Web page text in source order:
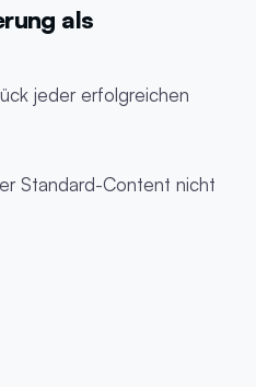
als
jeder erfolgreichen
Standard-Content nicht